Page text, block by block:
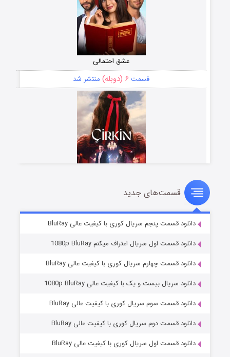
عشق احتمالی
قسمت ۶ (دوبله) منتشر شد
سریال زشت
قسمت۵ (زیرنویس) منتشر شد
وستی ها
قسمت۱ (زیرنویس) منتشر شد
قسمت‌های جدید
دانلود قسمت پنجم سریال کوری با کیفیت عالی BluRay
دانلود قسمت اول سریال اعتراف میکنم 1080p BluRay
دانلود قسمت چهارم سریال کوری با کیفیت عالی BluRay
دانلود سریال بیست و یک با کیفیت عالی 1080p BluRay
دانلود قسمت سوم سریال کوری با کیفیت عالی BluRay
دانلود قسمت دوم سریال کوری با کیفیت عالی BluRay
دانلود قسمت اول سریال کوری با کیفیت عالی BluRay